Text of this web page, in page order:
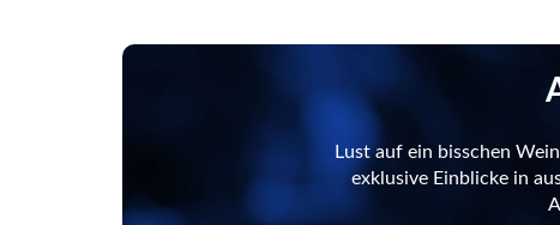
Lust auf ein bisschen
exklusive Einblicke in